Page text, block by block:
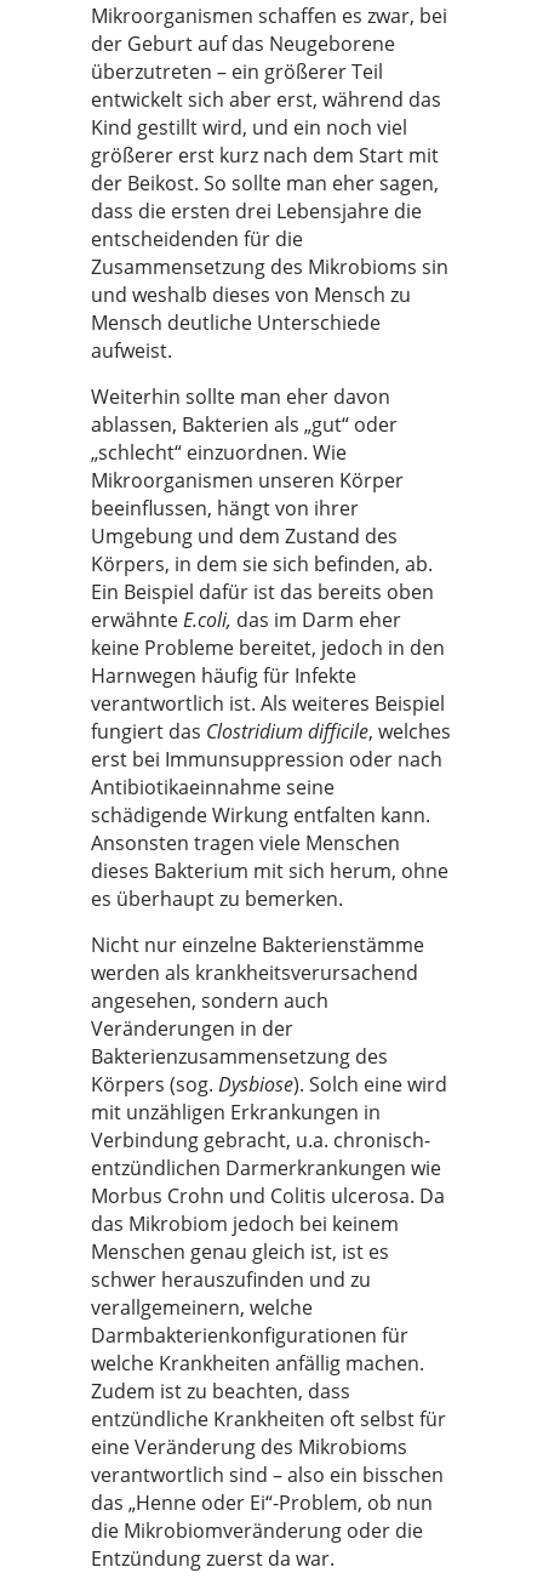
Mikroorganismen schaffen es zwar, bei
der Geburt auf das Neugeborene
überzutreten – ein größerer Teil
entwickelt sich aber erst, während das
Kind gestillt wird, und ein noch viel
größerer erst kurz nach dem Start mit
der Beikost. So sollte man eher sagen,
dass die ersten drei Lebensjahre die
entscheidenden für die
Zusammensetzung des Mikrobioms sin
und weshalb dieses von Mensch zu
Mensch deutliche Unterschiede
aufweist.
Weiterhin sollte man eher davon
ablassen, Bakterien als „gut“ oder
„schlecht“ einzuordnen. Wie
Mikroorganismen unseren Körper
beeinflussen, hängt von ihrer
Umgebung und dem Zustand des
Körpers, in dem sie sich befinden, ab.
Ein Beispiel dafür ist das bereits oben
erwähnteE.coli, das im Darm eher
keine Probleme bereitet, jedoch in den
Harnwegen häufig für Infekte
verantwortlich ist. Als weiteres Beispiel
fungiert das Clostridium difficile, welches
erst bei Immunsuppression oder nach
Antibiotikaeinnahme seine
schädigende Wirkung entfalten kann.
Ansonsten tragen viele Menschen
dieses Bakterium mit sich herum, ohne
es überhaupt zu bemerken.
Nicht nur einzelne Bakterienstämme
werden als krankheitsverursachend
angesehen, sondern auch
Veränderungen in der
Bakterienzusammensetzung des
Körpers (sog. Dysbiose). Solch eine wird
mit unzähligen Erkrankungen in
Verbindung gebracht, u.a. chronisch-
entzündlichen Darmerkrankungen wie
Morbus Crohn und Colitis ulcerosa. Da
das Mikrobiom jedoch bei keinem
Menschen genau gleich ist, ist es
schwer herauszufinden und zu
verallgemeinern, welche
Darmbakterienkonfigurationen für
welche Krankheiten anfällig machen.
Zudem ist zu beachten, dass
entzündliche Krankheiten oft selbst für
eine Veränderung des Mikrobioms
verantwortlich sind – also ein bisschen
das „Henne oder Ei“-Problem, ob nun
die Mikrobiomveränderung oder die
Entzündung zuerst da war.